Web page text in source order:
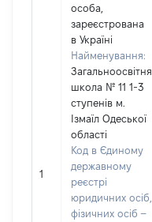
1
особа,
зареєстрована
в Україні
Найменування:
Загальноосвітня
школа № 11 1-3
ступенів м.
Ізмаїл Одеської
області
Код в Єдиному
державному
реєстрі
юридичних осіб,
фізичних осіб –